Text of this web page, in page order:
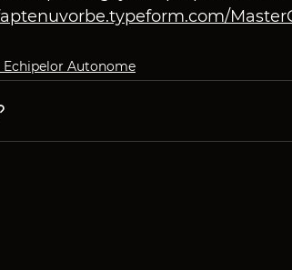
Echipelor Autonome